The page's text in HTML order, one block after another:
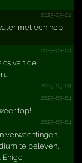
2023-03-04
met een hop
2023-03-04
van de
2023-03-04
2023-03-04
top!
2023-03-04
verwachtingen.
te beleven,
Enige